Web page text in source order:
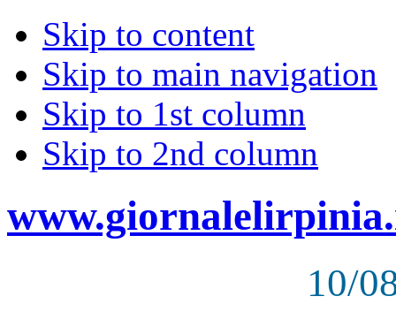
Skip to content
Skip to main navigation
Skip to 1st column
Skip to 2nd column
10/